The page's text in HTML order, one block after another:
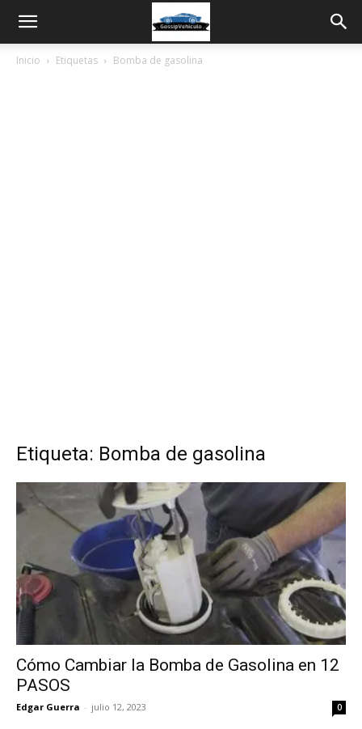
Inicio Etiquetas Bomba de gasolina
Etiqueta: Bomba de gasolina
Cómo Cambiar la Bomba de Gasolina en 12
PASOS
Edgar Guerra - julio 12, 2023 0